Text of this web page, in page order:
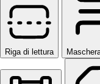
Riga di lettura